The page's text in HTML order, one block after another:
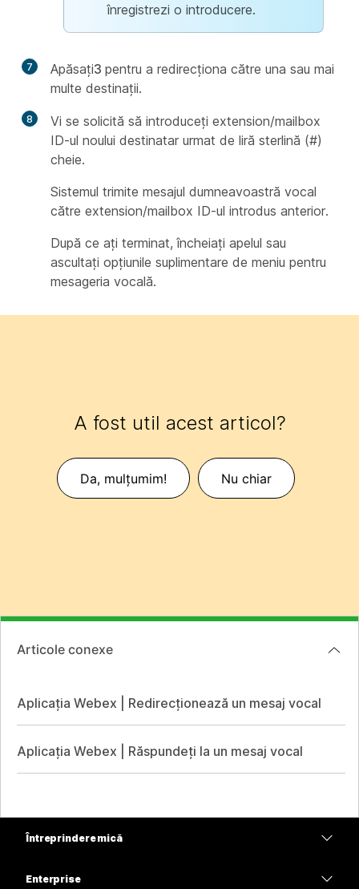
înregistrezi o introducere.
7 Apăsați3 pentru a redirecționa către una sau mai
multe destinații.
8
Vi se solicită să introduceți extension/mailbox
ID-ul noului destinatar urmat de liră sterlină (#)
cheie.
Sistemul trimite mesajul dumneavoastră vocal
către extension/mailbox ID-ul introdus anterior.
După ce ați terminat, încheiați apelul sau
ascultați opțiunile suplimentare de meniu pentru
mesageria vocală.
A fost util acest articol?
Da, mulțumim! Nu chiar
Articole conexe
Aplicația Webex | Redirecționează un mesaj vocal
Aplicația Webex | Răspundeți la un mesaj vocal
Întreprindere mică
Enterprise